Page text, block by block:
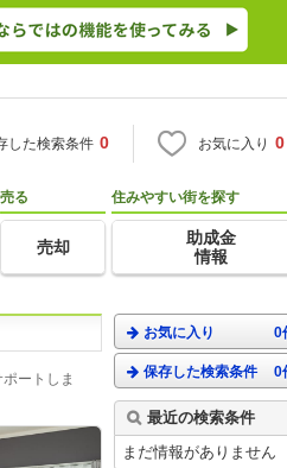
した検索条件 0 お気に入り 0
売る
売却
住みやすい街を探す
助成金
情報
ートしま
お気に入り 0
保存した検索条件 0
最近の検索条件
まだ情報がありません